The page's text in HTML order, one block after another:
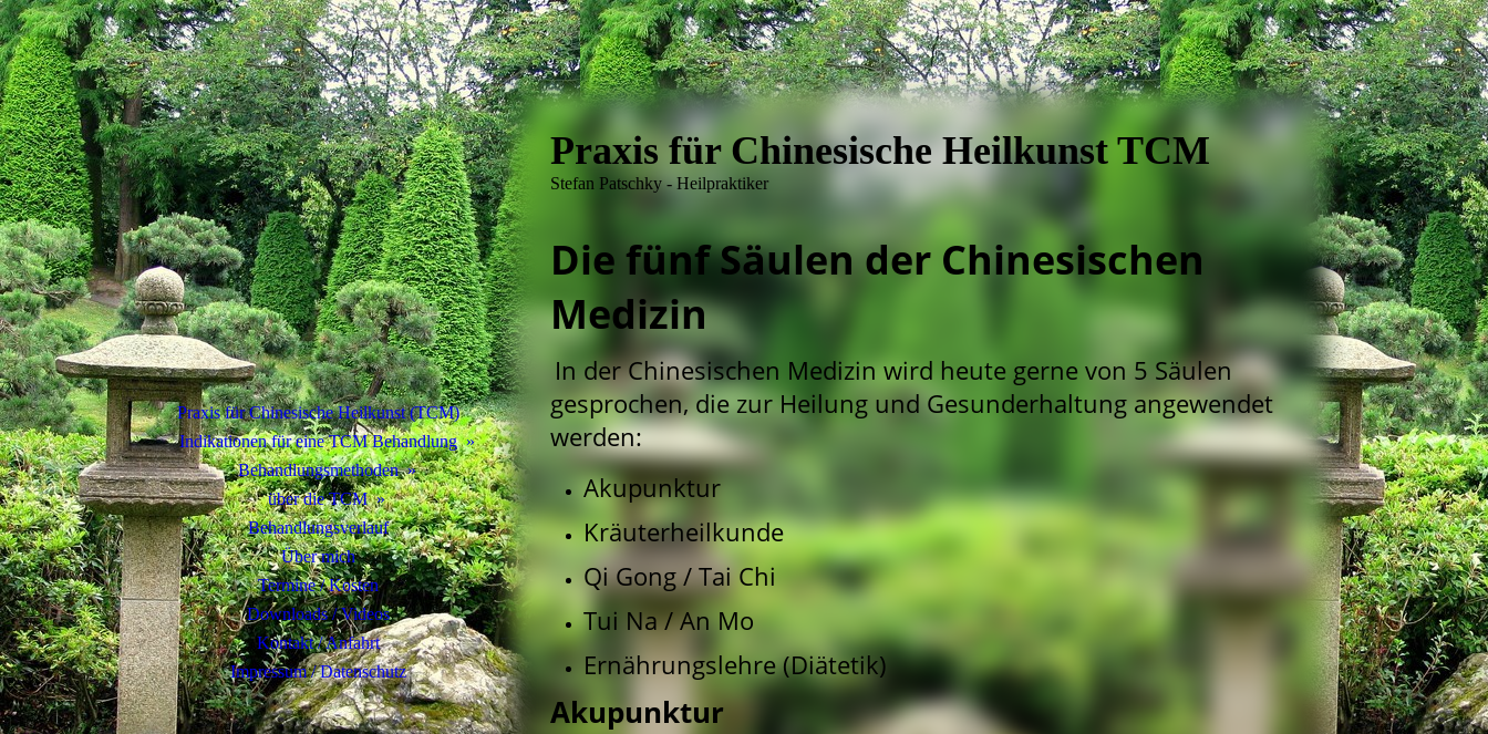
Praxis für Chinesische Heilkunst (TCM)
Indikationen für eine TCM Behandlung
Behandlungsmethoden
über die TCM
Behandlungsverlauf
Über mich
Termine / Kosten
Downloads / Videos
Kontakt / Anfahrt
Impressum / Datenschutz
Praxis für Chinesische Heilkunst TCM
Stefan Patschky - Heilpraktiker
Die fünf Säulen der Chinesischen
Medizin
In der Chinesischen Medizin wird heute gerne von 5 Säulen
gesprochen, die zur Heilung und Gesunderhaltung angewendet
werden:
Akupunktur
Kräuterheilkunde
Qi Gong / Tai Chi
Tui Na / An Mo
Ernährungslehre (Diätetik)
Akupunktur